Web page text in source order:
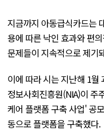
지금까지 아동급식카드는
용에 따른 낙인 효과와 편
문제들이 지속적으로 제기
이에 따라 시는 지난해 1
정보사회진흥원(NIA)이 주
케어 플랫폼 구축 사업' 공
동으로 플랫폼을 구축했다.